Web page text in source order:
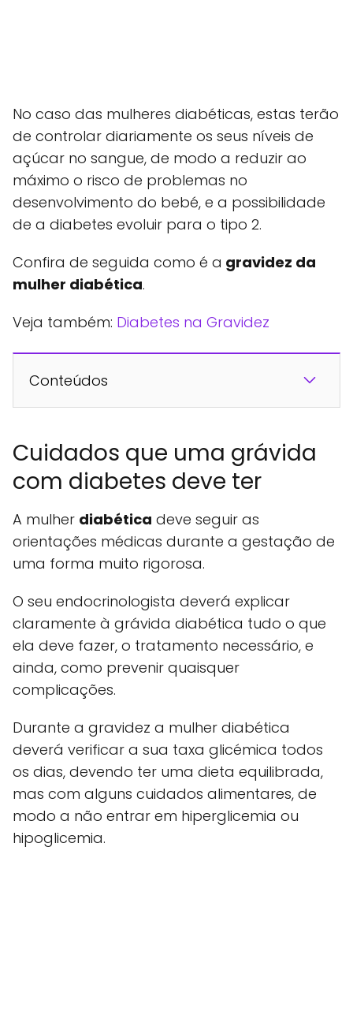
No caso das mulheres diabéticas, estas terão
de controlar diariamente os seus níveis de
açúcar no sangue, de modo a reduzir ao
máximo o risco de problemas no
desenvolvimento do bebé, e a possibilidade
de a diabetes evoluir para o tipo 2.
Confira de seguida como é a gravidez da
mulher diabética.
Veja também: Diabetes na Gravidez
Conteúdos
Cuidados que uma grávida
com diabetes deve ter
A mulher diabética deve seguir as
orientações médicas durante a gestação de
uma forma muito rigorosa.
O seu endocrinologista deverá explicar
claramente à grávida diabética tudo o que
ela deve fazer, o tratamento necessário, e
ainda, como prevenir quaisquer
complicações.
Durante a gravidez a mulher diabética
deverá verificar a sua taxa glicémica todos
os dias, devendo ter uma dieta equilibrada,
mas com alguns cuidados alimentares, de
modo a não entrar em hiperglicemia ou
hipoglicemia.